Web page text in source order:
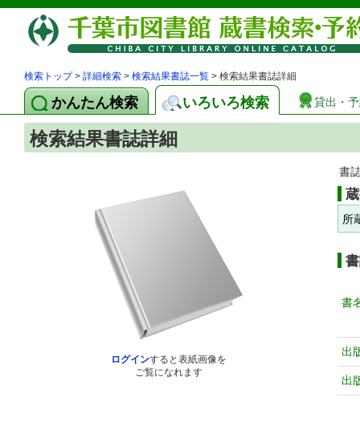
検索トップ> 詳細検索 > 検索結果書誌一覧 > 検索結果書誌詳細
かんたん検索 いろいろ検索 貸出・
検索結果書誌詳細
ログインすると表紙画像を
ご覧になれます
書
所
書
出
出